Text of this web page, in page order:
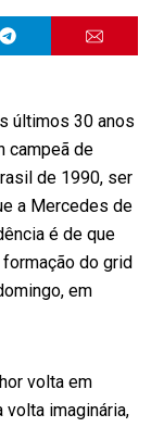
últimos 30 anos
campeã de
de 1990, ser
a Mercedes de
é de que
do grid
em
volta em
volta imaginária,